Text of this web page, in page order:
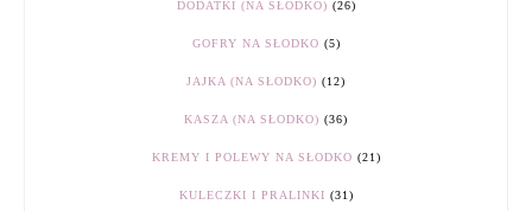
DODATKI (NA SŁODKO) (26)
GOFRY NA SŁODKO (5)
JAJKA (NA SŁODKO) (12)
KASZA (NA SŁODKO) (36)
KREMY I POLEWY NA SŁODKO (21)
KULECZKI I PRALINKI (31)